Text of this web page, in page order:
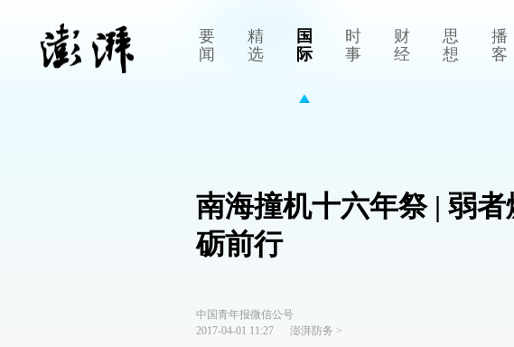
要
闻
精
选
国
际
时
事
财
经
思
想
播
客
南海撞机十六年祭 | 弱
砺前行
中国青年报微信公号
2017-04-01 11:27
澎湃防务 >